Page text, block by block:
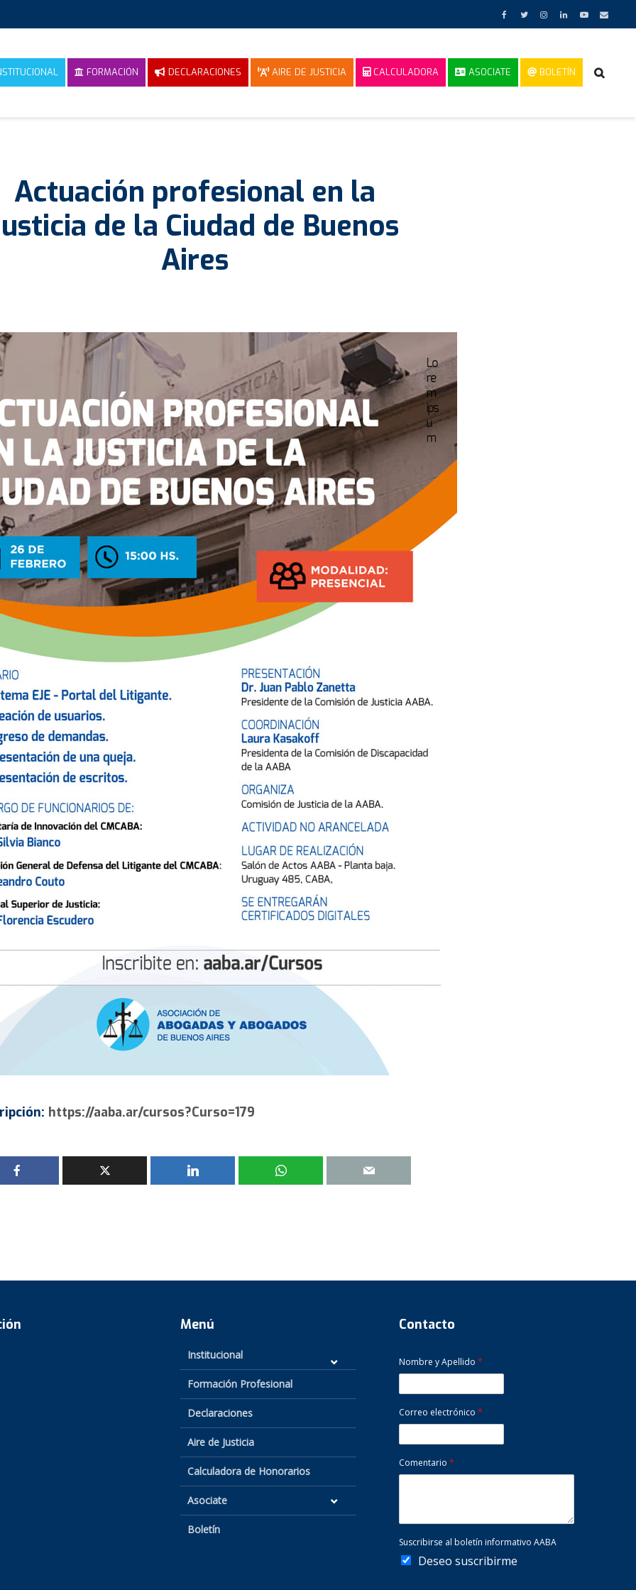
FORMACIÓN DECLARACIONES AIRE DE JUSTICIA CALCULADORA ASOCIATE BOLETÍN
Actuación profesional en la
de la Ciudad de Buenos
Aires
https://aaba.ar/cursos?Curso=179
Menú
Institucional
Formación Profesional
Declaraciones
Aire de Justicia
Calculadora de Honorarios
Asociate
Boletín
Contacto
Nombre y Apellido *
Correo electrónico *
Comentario *
Suscribirse al boletín informativo AABA
Deseo suscribirme